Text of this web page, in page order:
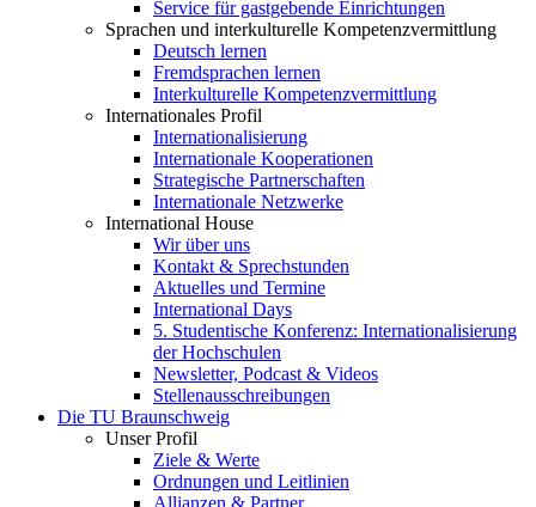
Service für gastgebende Einrichtungen
Sprachen und interkulturelle Kompetenzvermittlung
Deutsch lernen
Fremdsprachen lernen
Interkulturelle Kompetenzvermittlung
Internationales Profil
Internationalisierung
Internationale Kooperationen
Strategische Partnerschaften
Internationale Netzwerke
International House
Wir über uns
Kontakt & Sprechstunden
Aktuelles und Termine
International Days
5. Studentische Konferenz: Internationalisierung
der Hochschulen
Newsletter, Podcast & Videos
Stellenausschreibungen
Die TU Braunschweig
Unser Profil
Ziele & Werte
Ordnungen und Leitlinien
Allianzen & Partner